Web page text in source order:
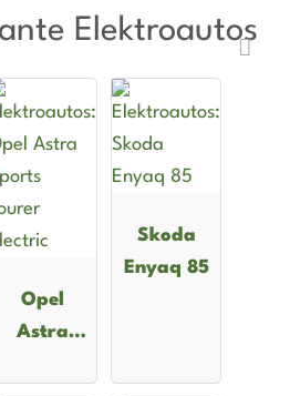
Elektroautos
Opel
Astra
Skoda
Enyaq 85